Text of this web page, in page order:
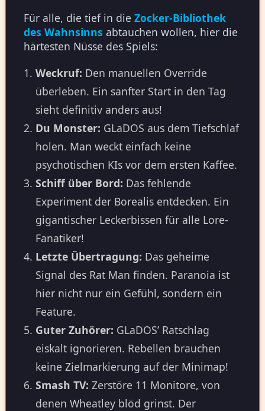
Für alle, die tief in die Zocker-Bibliothek
des Wahnsinns abtauchen wollen, hier die
härtesten Nüsse des Spiels:
Weckruf: Den manuellen Override
überleben. Ein sanfter Start in den Tag
sieht definitiv anders aus!
Du Monster: GLaDOS aus dem Tiefschlaf
holen. Man weckt einfach keine
psychotischen KIs vor dem ersten Kaffee.
Schiff über Bord: Das fehlende
Experiment der Borealis entdecken. Ein
gigantischer Leckerbissen für alle Lore-
Fanatiker!
Letzte Übertragung: Das geheime
Signal des Rat Man finden. Paranoia ist
hier nicht nur ein Gefühl, sondern ein
Feature.
Guter Zuhörer: GLaDOS’ Ratschlag
eiskalt ignorieren. Rebellen brauchen
keine Zielmarkierung auf der Minimap!
Smash TV: Zerstöre 11 Monitore, von
denen Wheatley blöd grinst. Der